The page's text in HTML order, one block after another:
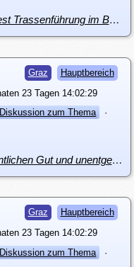
i5444: 12.) Straßenbahnlinie Süd-West Trassenführung im Bereich Griesplatz
Graz Hauptbereich
23 Tagen 14:02:29
Diskussion zum Thema
·
i5443: 11.) Auflassung aus dem öffentlichen Gut und unentgeltliche Rückübereignung
Graz Hauptbereich
23 Tagen 14:02:29
Diskussion zum Thema
·